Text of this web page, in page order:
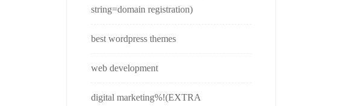
string=domain registration)
best wordpress themes
web development
digital marketing%!(EXTRA